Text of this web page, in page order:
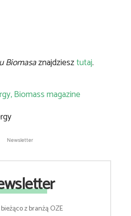
Biomasaznajdziesztutaj.
Biomass magazine
Newsletter
z branżą OZE